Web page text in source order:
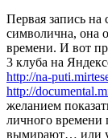
Первая запись на
символична, она
времени. И вот
3 клуба на
http://na-
http://
желанием
личного времени
вымирают… или